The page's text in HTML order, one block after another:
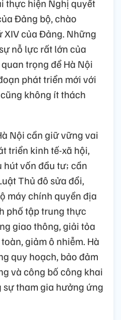
thực hiện Nghị quyết
Đảng bộ, chào
của Đảng. Những
nỗ lực rất lớn của
trọng để Hà Nội
phát triển mới với
không ít thách
Nội cần giữ vững vai
triển kinh tế-xã hội,
hút vốn đầu tư; cần
Thủ đô sửa đổi,
máy chính quyền địa
phố tập trung thực
giao thông, giải tỏa
giảm ô nhiễm. Hà
quy hoạch, bảo đảm
và công bố công khai
sự tham gia hưởng ứng